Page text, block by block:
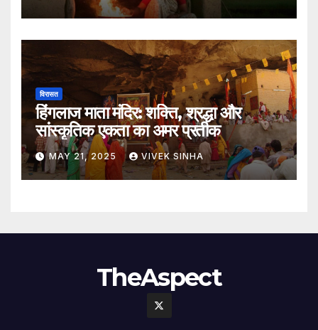
विरासत
हिंगलाज माता मंदिर: शक्ति, श्रद्धा और
सांस्कृतिक एकता का अमर प्रतीक
MAY 21, 2025 VIVEK SINHA
TheAspect